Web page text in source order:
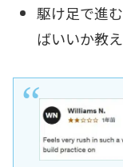
駆け足で進
ばいいか教